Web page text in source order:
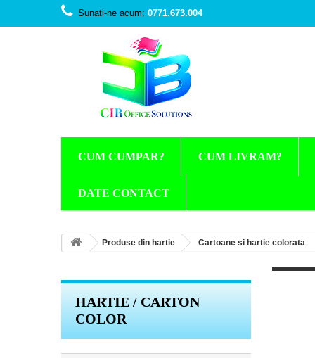
Sunati-ne acum: 0771.673.004
CUM CUMPAR? CUM LIVRAM?
DATE CONTACT
Produse din hartie Cartoane si hartie colorata
HARTIE / CARTON
COLOR